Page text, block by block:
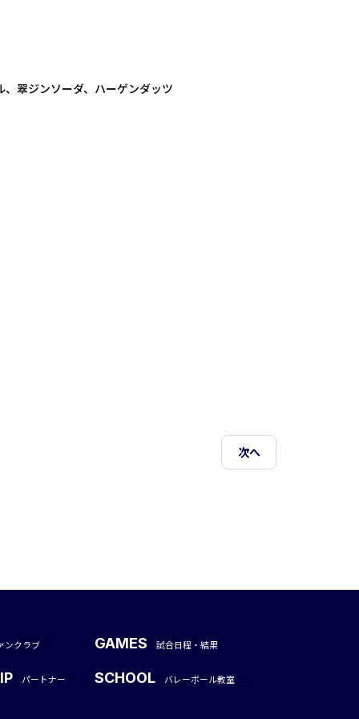
翠ジンソーダ、ハーゲンダッツ
次へ
ンクラブ GAMES 試合日程・結果
パートナー SCHOOL バレーボール教室